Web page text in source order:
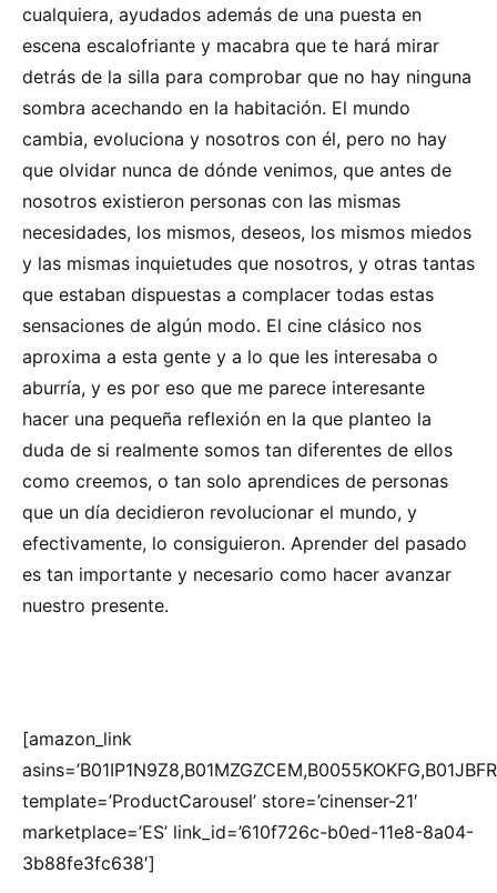
cualquiera, ayudados además de una puesta en
escena escalofriante y macabra que te hará mirar
detrás de la silla para comprobar que no hay ninguna
sombra acechando en la habitación. El mundo
cambia, evoluciona y nosotros con él, pero no hay
que olvidar nunca de dónde venimos, que antes de
nosotros existieron personas con las mismas
necesidades, los mismos, deseos, los mismos miedos
y las mismas inquietudes que nosotros, y otras tantas
que estaban dispuestas a complacer todas estas
sensaciones de algún modo. El cine clásico nos
aproxima a esta gente y a lo que les interesaba o
aburría, y es por eso que me parece interesante
hacer una pequeña reflexión en la que planteo la
duda de si realmente somos tan diferentes de ellos
como creemos, o tan solo aprendices de personas
que un día decidieron revolucionar el mundo, y
efectivamente, lo consiguieron. Aprender del pasado
es tan importante y necesario como hacer avanzar
nuestro presente.
[amazon_link
template=’ProductCarousel’ store=’cinenser-21′
marketplace=’ES’ link_id=’610f726c-b0ed-11e8-8a04-
3b88fe3fc638′]